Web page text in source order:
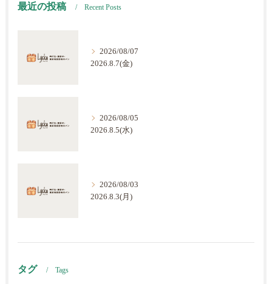
最近の投稿 Recent Posts
2026/08/07
2026.8.7(金)
2026/08/05
2026.8.5(水)
2026/08/03
2026.8.3(月)
タグ Tags